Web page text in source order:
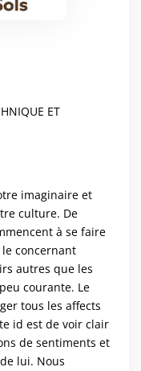
ET
imaginaire et
culture. De
à se faire
concernant
autres que les
courante. Le
tous les affects
id est de voir clair
de sentiments et
lui. Nous